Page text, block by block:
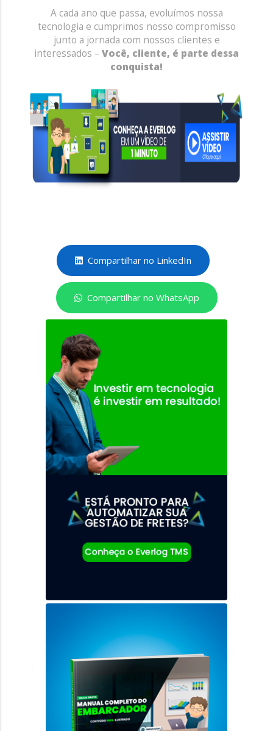
A cada ano que passa, evoluímos nossa
tecnologia e cumprimos nosso compromisso
junto a jornada com nossos clientes e
interessados – Você, cliente, é parte dessa
conquista!
Compartilhar no LinkedIn
Compartilhar no WhatsApp